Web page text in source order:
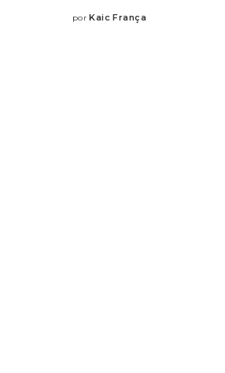
Posted
por Kaic França